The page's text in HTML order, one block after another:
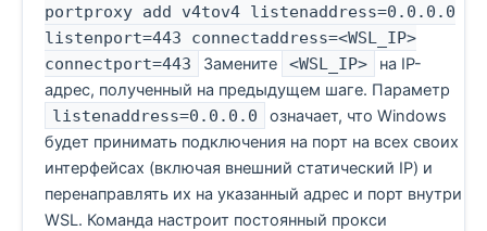
portproxy add v4tov4 listenaddress=0.0.0.0
listenport=443 connectaddress=<WSL_IP>
connectport=443
Замените <WSL_IP>
на IP-
адрес, полученный на предыдущем шаге. Параметр
listenaddress=0.0.0.0
означает, что Windows
будет принимать подключения на порт на всех своих
интерфейсах (включая внешний статический IP) и
перенаправлять их на указанный адрес и порт внутри
WSL. Команда настроит постоянный прокси